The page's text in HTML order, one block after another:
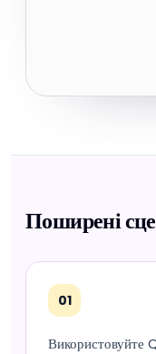
Поширені
01
Використовуйте